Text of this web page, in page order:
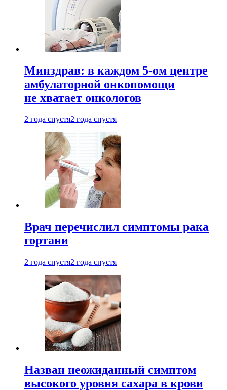
Минздрав: в каждом 5-ом центре
амбулаторной онкопомощи
не хватает онкологов
2 года спустя2 года спустя
Врач перечислил симптомы рака
гортани
2 года спустя2 года спустя
Назван неожиданный симптом
высокого уровня сахара в крови